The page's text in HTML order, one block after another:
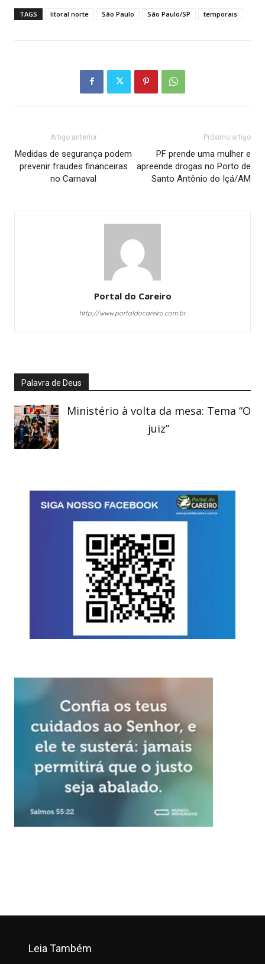
TAGS litoral norte São Paulo São Paulo/SP temporais
Artigo anterior
Medidas de segurança podem
prevenir fraudes financeiras
no Carnaval
Próximo artigo
PF prende uma mulher e
apreende drogas no Porto de
Santo Antônio do Içá/AM
Portal do Careiro
http://www.portaldocareiro.com.br
Palavra de Deus
Ministério à volta da mesa: Tema “O
juiz”
Leia Também